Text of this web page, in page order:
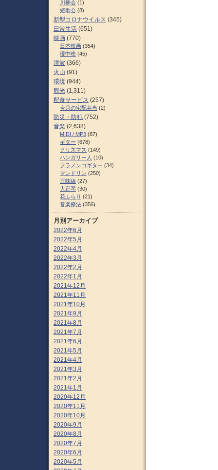
川柳会 (1)
短歌会 (8)
新型コロナウイルス (345)
日常生活 (651)
映画 (770)
日本映画 (354)
現中映 (45)
津波 (366)
火山 (91)
環境 (944)
観光 (1,311)
配食サービス (257)
今月の宅配弁当 (2)
防災・防犯 (752)
音楽 (2,638)
MIDI / MP3 (87)
ギター (678)
クリスマス (149)
ハンガリー人 (10)
フラメンコギター (34)
マンドリン (250)
三味線 (27)
大正琴 (30)
花ふらり (21)
音楽療法 (356)
月別アーカイブ
2022年6月
2022年5月
2022年4月
2022年3月
2022年2月
2022年1月
2021年12月
2021年11月
2021年10月
2021年9月
2021年8月
2021年7月
2021年6月
2021年5月
2021年4月
2021年3月
2021年2月
2021年1月
2020年12月
2020年11月
2020年10月
2020年9月
2020年8月
2020年7月
2020年6月
2020年5月